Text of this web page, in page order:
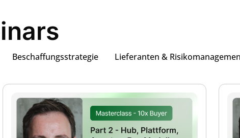
Beschaffungsstrategie Lieferanten &